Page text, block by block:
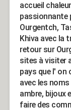
accueil
passionnante
Ourgentch,
Khiva avec la
retour sur
sites à visiter
pays que l' on
avec les
ambre, bijoux
faire des